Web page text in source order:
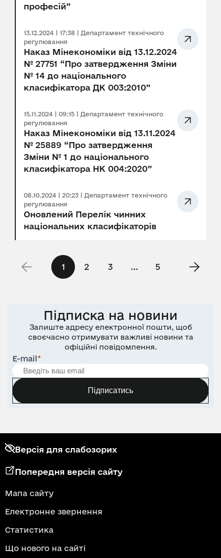
професій”
13.12.2024 | 17:38 | Департамент технічного
регулювання
Наказ Мінекономіки від 13.12.2024
№ 27751 “Про затвердження Зміни
№ 14 до національного
класифікатора ДК 003:2010”
15.11.2024 | 09:15 | Департамент технічного
регулювання
Наказ Мінекономіки від 13.11.2024
№ 25889 “Про затвердження
Зміни № 1 до національного
класифікатора НК 004:2020”
08.10.2024 | 20:23 | Департамент технічного
регулювання
Оновлений Перелік чинних
національних класифікаторів
1 2 3 ... 5
Підписка на новини
Залиште адресу електронної пошти, щоб
своєчасно отримувати важливі новини та
офіційні повідомлення.
E-mail*
Підписатись
Версія для слабозорих
Попередня версія сайту
Мапа сайту
Електронне звернення
Статистика
Що нового на сайті